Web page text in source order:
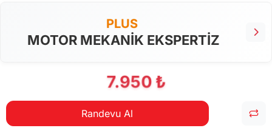
PLUS
MOTOR MEKANİK EKSPERTİZ
7.950 ₺
Randevu Al